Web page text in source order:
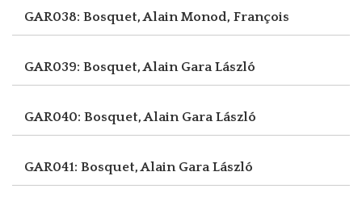
GAR038: Bosquet, AlainMonod, François
GAR039: Bosquet, Alain Gara László
GAR040: Bosquet, Alain Gara László
GAR041: Bosquet, Alain Gara László